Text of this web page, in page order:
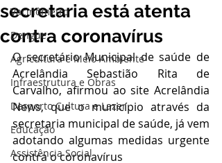
Vacinômetro
Dengue
Agricultura e Meio Ambiente
Infraestrutura e Obras
Desporto Cultura e Lazer
Educação
Assistência Social
secretaria está atenta
contra coronavírus
O secretário Municipal de saúde de
Acrelândia Sebastião Rita de
Carvalho, afirmou ao site Acrelândia
News, que o município através da
secretaria municipal de saúde, já vem
adotando algumas medidas urgente
contra o coronavírus